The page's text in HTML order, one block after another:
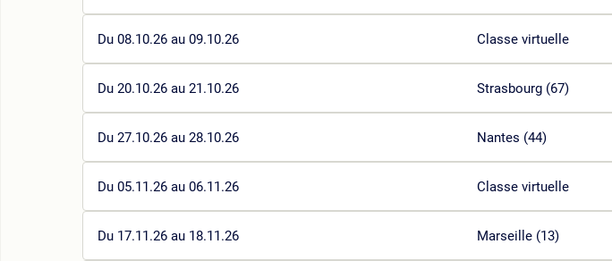
Du 08.10.26 au 09.10.26 Classe virtuelle
Du 20.10.26 au 21.10.26 Strasbourg (67)
Du 27.10.26 au 28.10.26 Nantes (44)
Du 05.11.26 au 06.11.26 Classe virtuelle
Du 17.11.26 au 18.11.26 Marseille (13)